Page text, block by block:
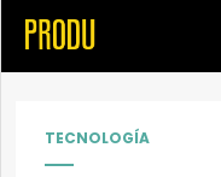
TECNOLOGÍA